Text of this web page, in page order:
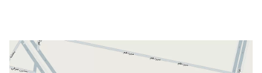
بادقت بالا، بسیار صبور وبامدیریت تجربی فوق
العاده، درپناهخداباشند.
خوب بوده ۱۴۰۱/۰۴/۱۳